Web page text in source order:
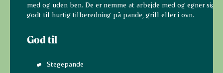
med og uden ben. De er nemme at arbejde med og egner sig
godt til hurtig tilberedning på pande, grill eller i ovn.
God til
Stegepande